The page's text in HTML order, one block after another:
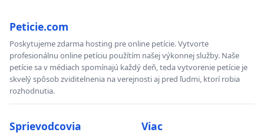
Peticie.com
Poskytujeme zdarma hosting pre online petície. Vytvorte
profesionálnu online petíciu použítím našej výkonnej služby. Naše
petície sa v médiach spomínajú každý deň, teda vytvorenie petície je
skvelý spôsob zviditelnenia na verejnosti aj pred ľudmi, ktorí robia
rozhodnutia.
Sprievodcovia Viac